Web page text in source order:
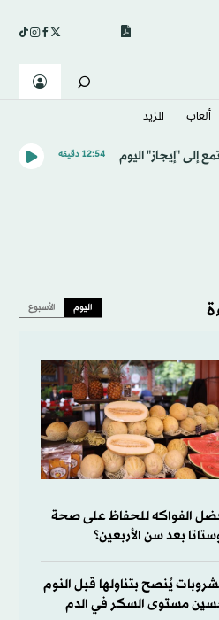
ألعاب المزيد
إلى "إيجاز" اليوم 12:54 دقيقه
اليوم الأسبوع
الفواكه للحفاظ على صحة
بعد سن الأربعين؟
يُنصح بتناولها قبل النوم
مستوى السكر في الدم